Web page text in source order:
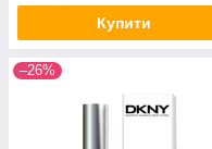
Купити
–26%